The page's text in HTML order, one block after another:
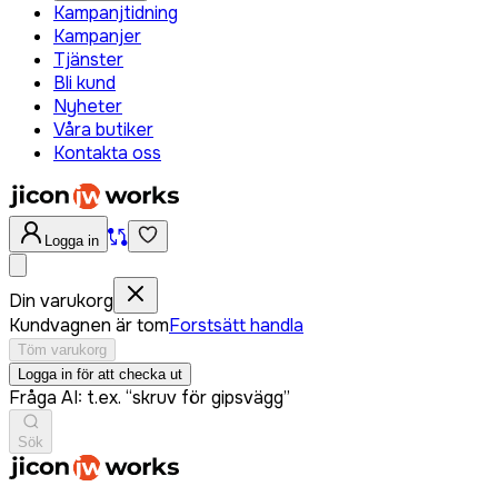
Kampanjtidning
Kampanjer
Tjänster
Bli kund
Nyheter
Våra butiker
Kontakta oss
Logga in
Din varukorg
Kundvagnen är tomForstsätt handla
Töm varukorg
Logga in för att checka ut
Fråga AI: t.ex. “skruv för gipsvägg”
Sök